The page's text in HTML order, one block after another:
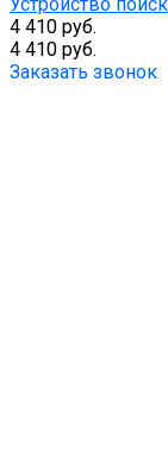
4 410 руб.
4 410 руб.
Заказать звонок